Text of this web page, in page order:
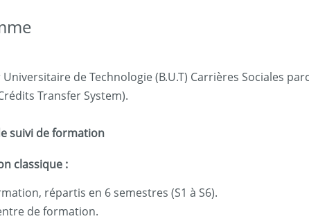
Universitaire de Technologie (B.U.T) Carrières Sociales
Transfer System).
suivi de formation
classique :
répartis en 6 semestres (S1 à S6).
de formation.